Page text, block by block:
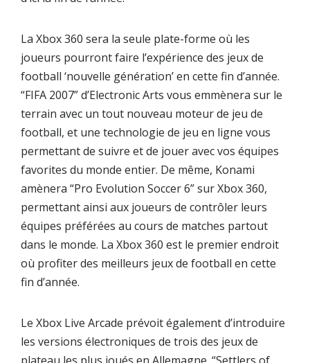
La Xbox 360 sera la seule plate-forme où les
joueurs pourront faire l’expérience des jeux de
football ‘nouvelle génération’ en cette fin d’année.
“FIFA 2007” d’Electronic Arts vous emmènera sur le
terrain avec un tout nouveau moteur de jeu de
football, et une technologie de jeu en ligne vous
permettant de suivre et de jouer avec vos équipes
favorites du monde entier. De même, Konami
amènera “Pro Evolution Soccer 6” sur Xbox 360,
permettant ainsi aux joueurs de contrôler leurs
équipes préférées au cours de matches partout
dans le monde. La Xbox 360 est le premier endroit
où profiter des meilleurs jeux de football en cette
fin d’année.
Le Xbox Live Arcade prévoit également d’introduire
les versions électroniques de trois des jeux de